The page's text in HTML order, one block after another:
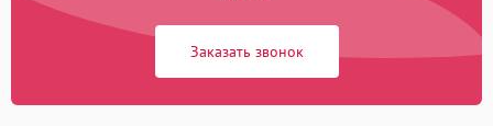
Заказать звонок